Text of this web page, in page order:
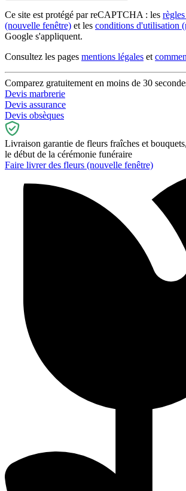
Ce site est protégé par reCAPTCHA : les
(nouvelle fenêtre) et les conditions d'utilisation
Google s'appliquent.
Consultez les pages mentions légales et
Comparez gratuitement en moins de 30
Devis marbrerie
Devis assurance
Devis obsèques
Livraison garantie de fleurs fraîches et
le début de la cérémonie funéraire
Faire livrer des fleurs (nouvelle fenêtre)